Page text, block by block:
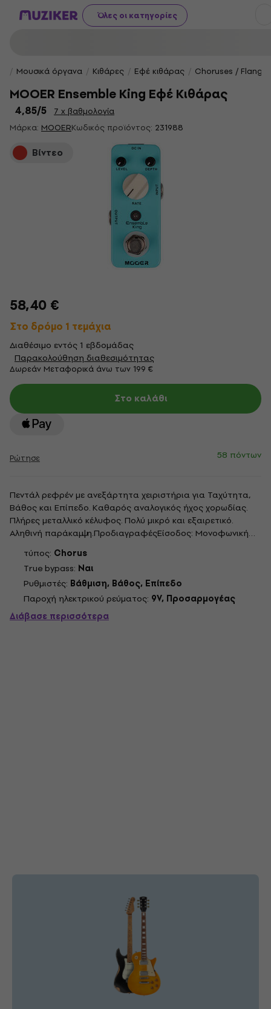
Όλες οι κατηγορίες
Μουσικά όργανα Κιθάρες Εφέ κιθάρας Choruses /
MOOER Ensemble King Εφέ Κιθάρας
4,85/5
7 x βαθμολογία
Μάρκα: MOOERΚωδικός προϊόντος: 231988
Βίντεο
58,40 €
Στο δρόμο 1 τεμάχια
Διαθέσιμο εντός 1 εβδομάδας
Παρακολούθηση διαθεσιμότητας
Δωρεάν Μεταφορικά άνω των 199 €
Στο καλάθι
Ρώτησε 58 πόντων
Πεντάλ ρεφρέν με ανεξάρτητα χειριστήρια για Ταχύτητα,
Βάθος και Επίπεδο. Καθαρός αναλογικός ήχος χορωδίας.
Πλήρες μεταλλικό κέλυφος. Πολύ μικρό και εξαιρετικό.
Αληθινή παράκαμψη.ΠροδιαγραφέςΕίσοδος: Μονοφωνική
υποδοχή 1/4" (σύνθετη αντίσταση: 470k Ohms) Έξοδος:
Μονοφωνική υποδοχή 1/4" (σύνθετη αντίσταση: 470 Ohms)
Απαιτήσεις τροφοδοσίας:...
τύπος: Chorus
True bypass: Ναι
Ρυθμιστές: Βάθμιση, Βάθος, Επίπεδο
Παροχή ηλεκτρικού ρεύματος: 9V, Προσαρμογέας
Διάβασε περισσότερα